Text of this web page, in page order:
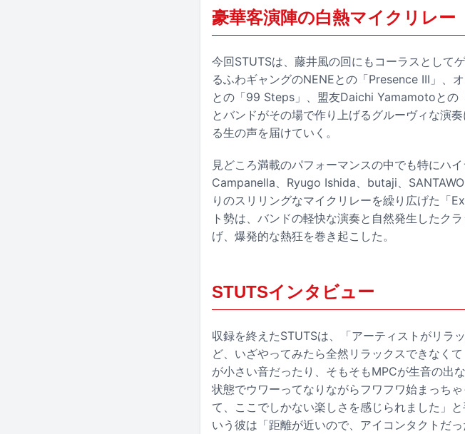
豪華客演陣の白熱マイクリレー
今回STUTSは、藤井風の回にもコーラスとして
るふわギャングのNENEとの「Presence III」、
との「99 Steps」、盟友Daichi Yamamotoとの
とバンドがその場で作り上げるグルーヴィな演
る生の声を届けていく。
見どころ満載のパフォーマンスの中でも特にハ
Campanella、Ryugo Ishida、butaji、
りのスリリングなマイクリレーを繰り広げた「
ト勢は、バンドの軽快な演奏と自然発生したク
げ、爆発的な熱狂を巻き起こした。
STUTSインタビュー
収録を終えたSTUTSは、「アーティストがリラ
ど、いざやってみたら全然リラックスできなく
が小さい音だったり、そもそもMPCが生音の出
状態でウワーってなりながらフワフワ始まっち
て、ここでしかない楽しさを感じられました」
いう彼は「距離が近いので、アイコンタクトだ